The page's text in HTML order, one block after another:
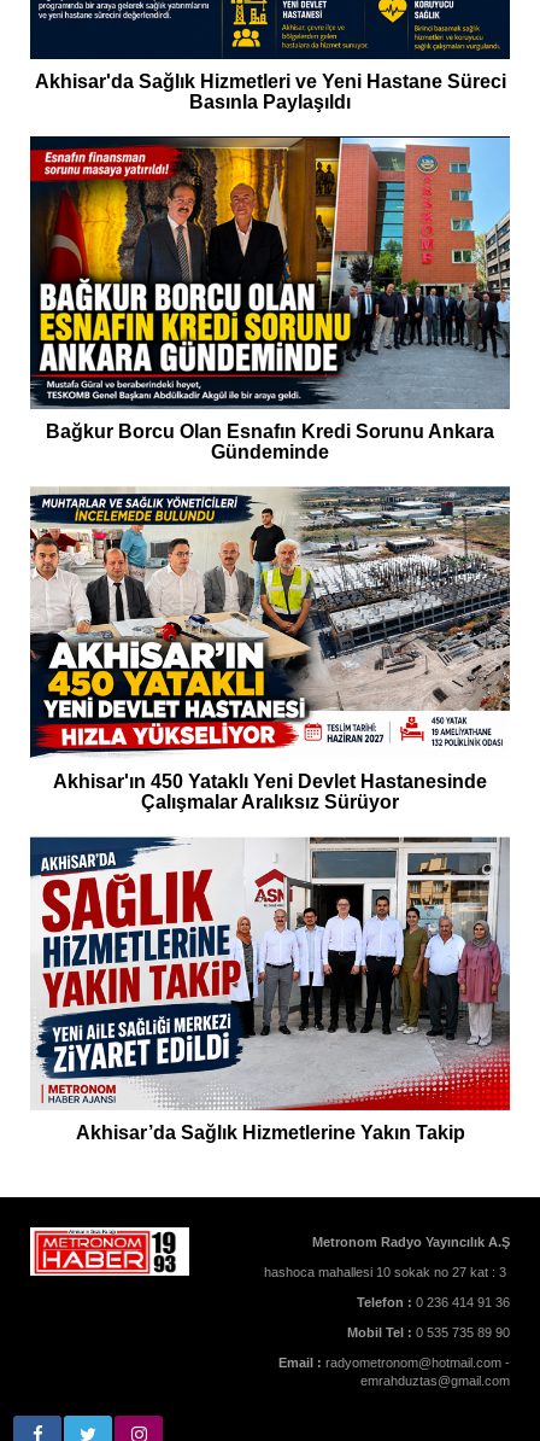
Akhisar'da Sağlık Hizmetleri ve Yeni Hastane Süreci
Basınla Paylaşıldı
Bağkur Borcu Olan Esnafın Kredi Sorunu Ankara
Gündeminde
Akhisar'ın 450 Yataklı Yeni Devlet Hastanesinde
Çalışmalar Aralıksız Sürüyor
Akhisar’da Sağlık Hizmetlerine Yakın Takip
Metronom Radyo Yayıncılık A.Ş
hashoca mahallesi 10 sokak no 27 kat : 3
Telefon : 0 236 414 91 36
Mobil Tel : 0 535 735 89 90
Email : radyometronom@hotmail.com -
emrahduztas@gmail.com